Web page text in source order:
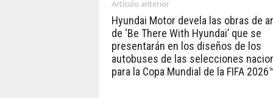
Artículo anterior
Hyundai Motor devela las obras de
de ‘Be There With Hyundai’ que se
presentarán en los diseños de los
autobuses de las selecciones
para la Copa Mundial de la FIFA